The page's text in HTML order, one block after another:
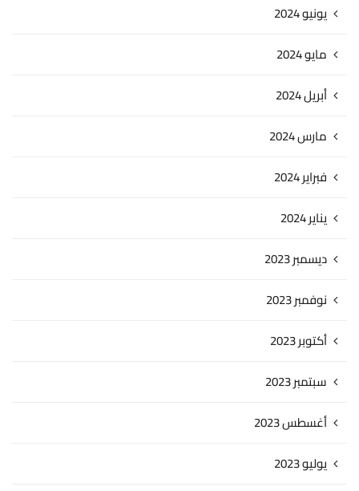
يونيو 2024
مايو 2024
أبريل 2024
مارس 2024
فبراير 2024
يناير 2024
ديسمبر 2023
نوفمبر 2023
أكتوبر 2023
سبتمبر 2023
أغسطس 2023
يوليو 2023